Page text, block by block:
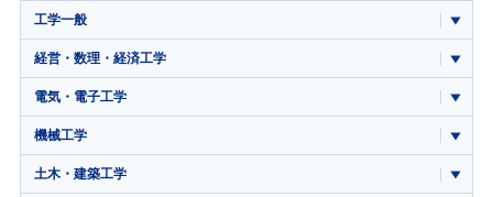
工学一般
経営・数理・経済工学
電気・電子工学
機械工学
土木・建築工学